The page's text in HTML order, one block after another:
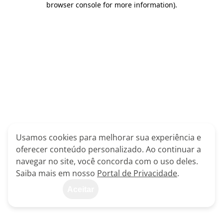
browser console for more information).
Usamos cookies para melhorar sua experiência e
oferecer conteúdo personalizado. Ao continuar a
navegar no site, você concorda com o uso deles.
Saiba mais em nosso Portal de Privacidade.